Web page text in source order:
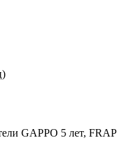
GAPPO 5 лет, FRAP